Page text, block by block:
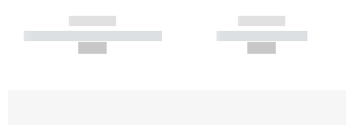
------------
----------- ----------- -----------
------------
----------- -----------